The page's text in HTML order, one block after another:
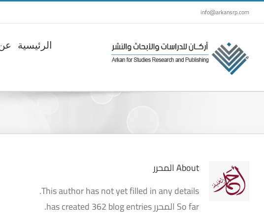
Skip
to
info@arkansrp.com
الرئيسية
Aboutالمحرر
This author has not yet filled in any details.
So far المحرر has created 362 blog entries.